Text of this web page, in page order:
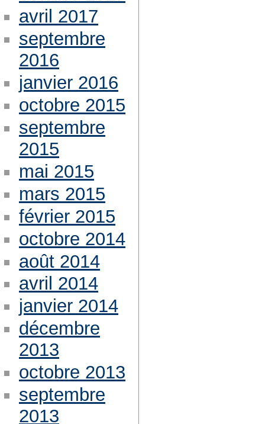
avril 2017
septembre
2016
janvier 2016
octobre 2015
septembre
2015
mai 2015
mars 2015
février 2015
octobre 2014
août 2014
avril 2014
janvier 2014
décembre
2013
octobre 2013
septembre
2013